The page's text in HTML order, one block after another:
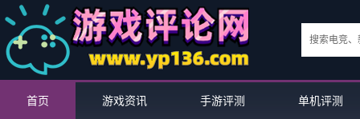
首页 游戏资讯 手游评测 单机评测